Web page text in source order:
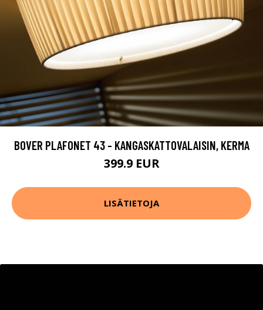
BOVER PLAFONET 43 - KANGASKATTOVALAISIN, KERMA
399.9 EUR
LISÄTIETOJA